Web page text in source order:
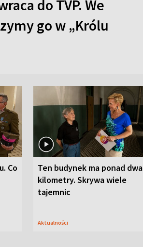
do TVP. We
go w „Królu
Co
Ten budynek ma ponad dwa
kilometry. Skrywa wiele
tajemnic
Aktualności